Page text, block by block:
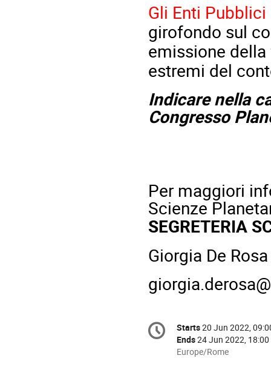
Gli Enti Pubblici
girofondo sul
emissione
estremi del
Indicare nella
Congresso
Per maggiori
Scienze
SEGRETERIA
Giorgia De Rosa
Conference
information
Date/Time
Starts20 Jun 2022,
Ends24 Jun 2022, 18:00
All
Europe/Rome